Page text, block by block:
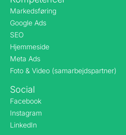
Markedsføring
Google Ads
SEO
Hjemmeside
Meta Ads
Foto & Video (samarbejdspartner)
Social
Facebook
Instagram
LinkedIn